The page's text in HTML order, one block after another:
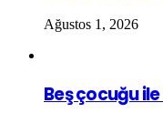
Ağustos 1, 2026
Beş çocuğu